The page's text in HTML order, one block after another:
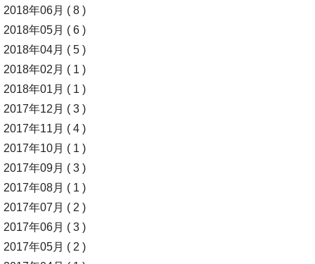
2018年06月 ( 8 )
2018年05月 ( 6 )
2018年04月 ( 5 )
2018年02月 ( 1 )
2018年01月 ( 1 )
2017年12月 ( 3 )
2017年11月 ( 4 )
2017年10月 ( 1 )
2017年09月 ( 3 )
2017年08月 ( 1 )
2017年07月 ( 2 )
2017年06月 ( 3 )
2017年05月 ( 2 )